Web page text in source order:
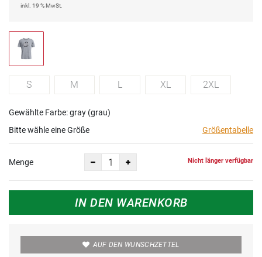
inkl. 19 % MwSt.
S M L XL 2XL
Gewählte Farbe: gray (grau)
Bitte wähle eine Größe
Größentabelle
Menge Nicht länger verfügbar
IN DEN WARENKORB
AUF DEN WUNSCHZETTEL